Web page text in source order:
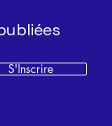
S'Inscrire